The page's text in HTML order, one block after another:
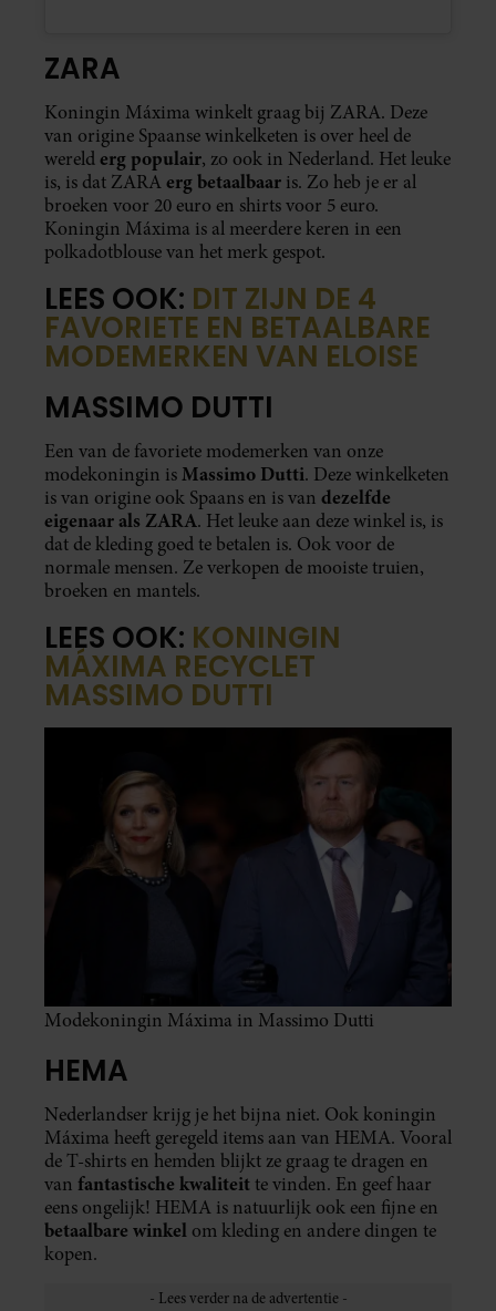
ZARA
Koningin Máxima winkelt graag bij ZARA. Deze
van origine Spaanse winkelketen is over heel de
werelderg populair, zo ook in Nederland. Het leuke
is, is dat ZARAerg betaalbaar is. Zo heb je er al
broeken voor 20 euro en shirts voor 5 euro.
Koningin Máxima is al meerdere keren in een
polkadotblouse van het merk gespot.
LEES OOK: DIT ZIJN DE 4
FAVORIETE EN BETAALBARE
MODEMERKEN VAN ELOISE
MASSIMO DUTTI
Een van de favoriete modemerken van onze
modekoningin isMassimo Dutti. Deze winkelketen
is van origine ook Spaans en is van dezelfde
eigenaar als ZARA. Het leuke aan deze winkel is, is
dat de kleding goed te betalen is. Ook voor de
normale mensen. Ze verkopen de mooiste truien,
broeken en mantels.
LEES OOK: KONINGIN
MÁXIMA RECYCLET
MASSIMO DUTTI
Modekoningin Máxima in Massimo Dutti
HEMA
Nederlandser krijg je het bijna niet. Ook koningin
Máxima heeft geregeld items aan van HEMA. Vooral
de T-shirts en hemden blijkt ze graag te dragen en
van fantastische kwaliteit te vinden. En geef haar
eens ongelijk! HEMA is natuurlijk ook een fijne en
betaalbare winkel om kleding en andere dingen te
kopen.